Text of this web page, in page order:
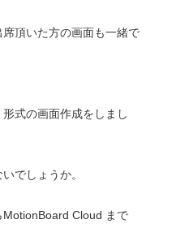
頂いた方の画面も一緒で
形式の画面作成をしまし
でしょうか。
Cloud まで